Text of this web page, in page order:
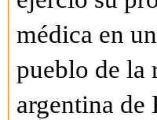
médica en
pueblo de la
argentina de